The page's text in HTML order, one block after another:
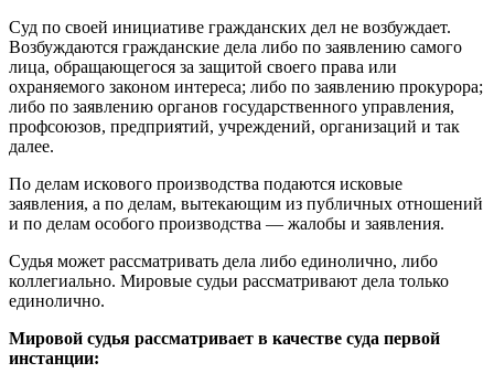
Суд по своей инициативе гражданских дел не возбуждает.
Возбуждаются гражданские дела либо по заявлению самого
лица, обращающегося за защитой своего права или
охраняемого законом интереса; либо по заявлению прокурора;
либо по заявлению органов государственного управления,
профсоюзов, предприятий, учреждений, организаций и так
далее.
По делам искового производства подаются исковые
заявления, а по делам, вытекающим из публичных отношений
и по делам особого производства — жалобы и заявления.
Судья может рассматривать дела либо единолично, либо
коллегиально. Мировые судьи рассматривают дела только
единолично.
Мировой судья рассматривает в качестве суда первой
инстанции: